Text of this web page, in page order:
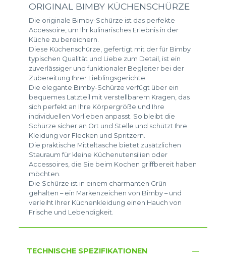
ORIGINAL BIMBY KÜCHENSCHÜRZE
Die originale Bimby-Schürze ist das perfekte
Accessoire, um Ihr kulinarisches Erlebnis in der
Küche zu bereichern.
Diese Küchenschürze, gefertigt mit der für Bimby
typischen Qualität und Liebe zum Detail, ist ein
zuverlässiger und funktionaler Begleiter bei der
Zubereitung Ihrer Lieblingsgerichte.
Die elegante Bimby-Schürze verfügt über ein
bequemes Latzteil mit verstellbarem Kragen, das
sich perfekt an Ihre Körpergröße und Ihre
individuellen Vorlieben anpasst. So bleibt die
Schürze sicher an Ort und Stelle und schützt Ihre
Kleidung vor Flecken und Spritzern.
Die praktische Mitteltasche bietet zusätzlichen
Stauraum für kleine Küchenutensilien oder
Accessoires, die Sie beim Kochen griffbereit haben
möchten.
Die Schürze ist in einem charmanten Grün
gehalten – ein Markenzeichen von Bimby – und
verleiht Ihrer Küchenkleidung einen Hauch von
Frische und Lebendigkeit.
TECHNISCHE SPEZIFIKATIONEN